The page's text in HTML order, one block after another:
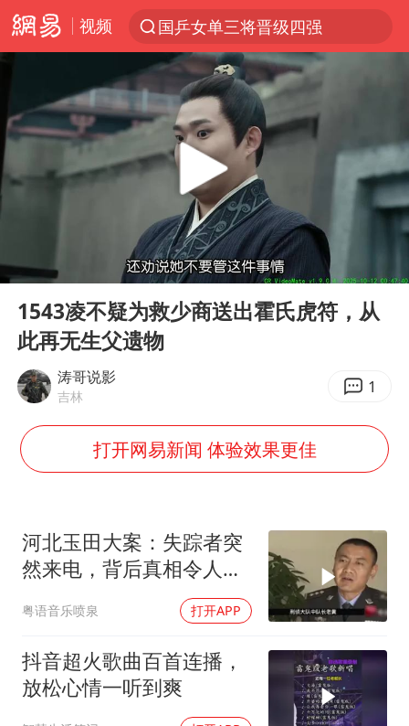
视频
国乒女单三将晋级四强
光影经济撬动暑期消费新蓝海
陈思诚零点晒照为佟丽娅庆生
郑丽文：台湾从来没有“独立”过
新疆优化调整景区内自驾服务费
情侣平潭拍日出坠崖1死1伤
杭州全市有序停课
几元成本的AI广告导致千万市值蒸发
茅台部分直营店飞天茅台提价
白海豚将正面袭击贯穿浙江
酒店回应车内过夜被收150元
乐享全民健身 共筑健康中国
Play
1543凌不疑为救少商送出霍氏虎符，从
此再无生父遗物
涛哥说影
吉林 1
打开网易新闻 体验效果更佳
河北玉田大案：失踪者突
然来电，背后真相令人震
粤语音乐喷泉 打开APP
抖音超火歌曲百首连播，
放松心情一听到爽